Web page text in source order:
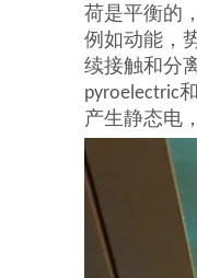
荷是平衡的
例如动能，
续接触和分
pyroelectric
产生静态电